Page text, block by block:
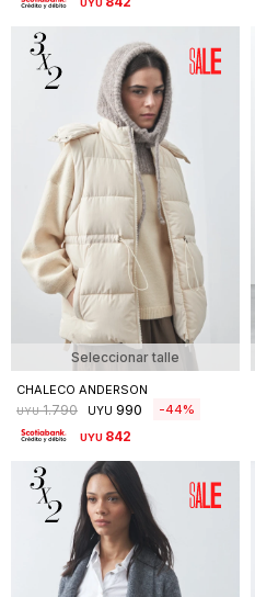
UYU
Seleccionar talle
CHALECO ANDERSON
UYU 1.790 UYU 990 44
UYU 842